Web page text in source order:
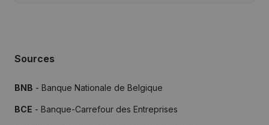
Sources
BNB - Banque Nationale de Belgique
BCE - Banque-Carrefour des Entreprises